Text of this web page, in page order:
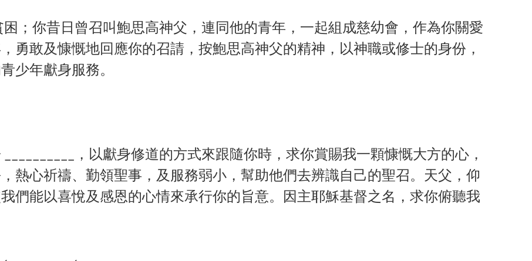
；你昔日曾召叫鮑思高神父，連同他的青年，一起組成慈幼會，作為你關愛
勇敢及慷慨地回應你的召請，按鮑思高神父的精神，以神職或修士的身份，
少年獻身服務。
，以獻身修道的方式來跟隨你時，求你賞賜我一顆慷慨大方的心，
熱心祈禱、勤領聖事，及服務弱小，幫助他們去辨識自己的聖召。天父，仰
們能以喜悅及感恩的心情來承行你的旨意。因主耶穌基督之名，求你俯聽我